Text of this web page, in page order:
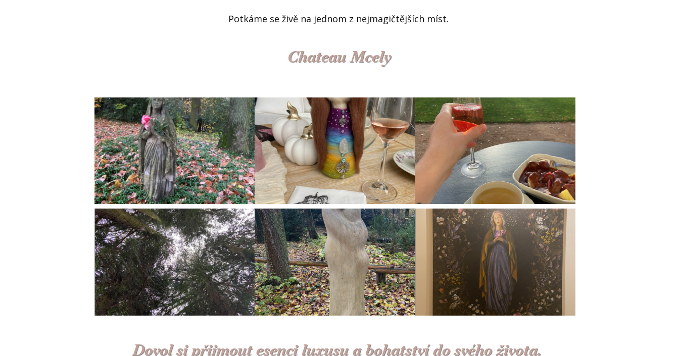
Potkáme se živě na jednom z nejmagičtějších míst.
Chateau Mcely
Dovol si přijmout esenci luxusu a bohatství do svého života.